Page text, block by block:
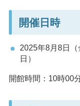
開催日時
2025年8月8日
日）
開館時間：10時00